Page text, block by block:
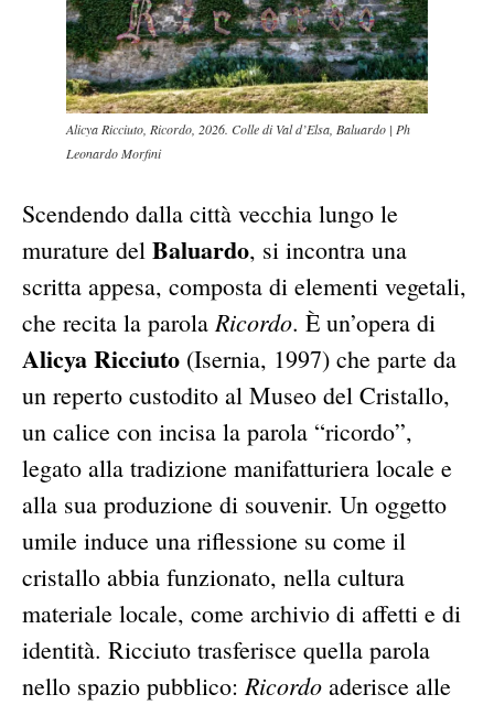
Alicya Ricciuto, Ricordo, 2026. Colle di Val d’Elsa, Baluardo | Ph
Leonardo Morfini
Scendendo dalla città vecchia lungo le
murature del Baluardo, si incontra una
scritta appesa, composta di elementi vegetali,
che recita la parolaRicordo. È un’opera di
Alicya Ricciuto (Isernia, 1997) che parte da
un reperto custodito al Museo del Cristallo,
un calice con incisa la parola “ricordo”,
legato alla tradizione manifatturiera locale e
alla sua produzione di souvenir. Un oggetto
umile induce una riflessione su come il
cristallo abbia funzionato, nella cultura
materiale locale, come archivio di affetti e di
identità. Ricciuto trasferisce quella parola
nello spazio pubblico:Ricordo aderisce alle